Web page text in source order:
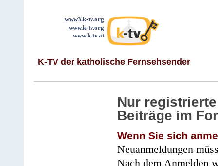
www3.k-tv.org
www.k-tv.org
www.k-tv.at
K-TV der katholische Fernsehsender
Nur
Beiträge im
Wenn Sie sich
Neuanmeldungen
Nach dem Anmelden